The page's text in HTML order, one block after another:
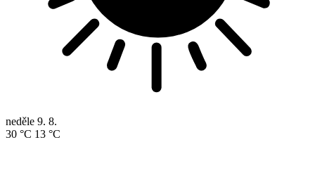
neděle 9. 8.
30 °C 13 °C